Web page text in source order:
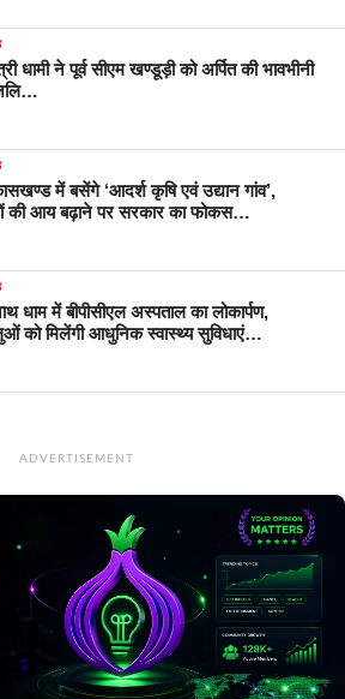
धामी ने पूर्व सीएम खण्डूड़ी को अर्पित की भावभीनी
में बसेंगे ‘आदर्श कृषि एवं उद्यान गांव’,
की आय बढ़ाने पर सरकार का फोकस…
धाम में बीपीसीएल अस्पताल का लोकार्पण,
को मिलेंगी आधुनिक स्वास्थ्य सुविधाएं…
ADVERTISEMENT